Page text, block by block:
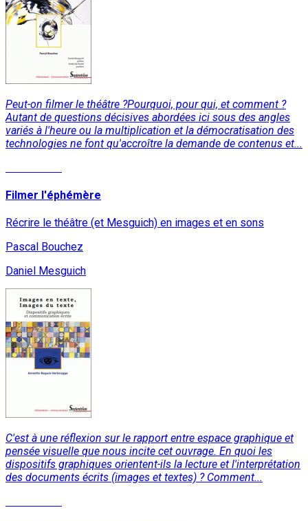
Peut-on filmer le théâtre ?Pourquoi, pour qui, et comment ?
Autant de questions décisives abordées ici sous des angles
variés à l'heure ou la multiplication et la démocratisation des
technologies ne font qu'accroître la demande de contenus et...
Filmer l'éphémère
Récrire le théâtre (et Mesguich) en images et en sons
Pascal Bouchez
Daniel Mesguich
C'est à une réflexion sur le rapport entre espace graphique et
pensée visuelle que nous incite cet ouvrage. En quoi les
dispositifs graphiques orientent-ils la lecture et l'interprétation
des documents écrits (images et textes) ? Comment...